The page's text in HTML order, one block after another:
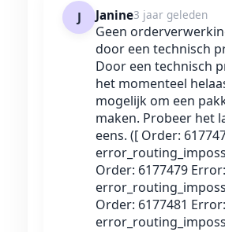
J Janine3 jaar geleden
Geen
door een technisch
Door een technisch
het momenteel
mogelijk om een
maken. Probeer het
eens. ([ Order:
Order: 6177479 Error:
Order: 6177481 Error: